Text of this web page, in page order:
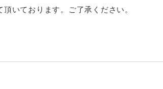
いております。 ご了承ください。